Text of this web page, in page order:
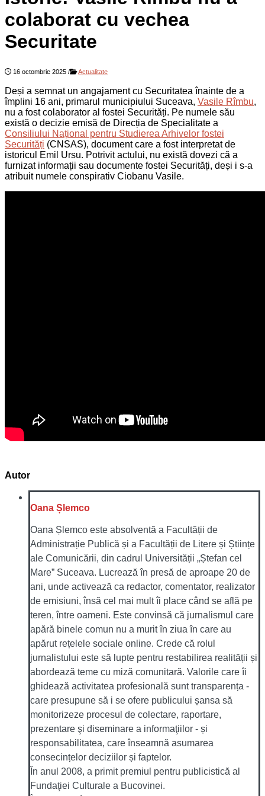
colaborat cu vechea
Securitate
16 octombrie 2025 / Actualitate
Deși a semnat un angajament cu Securitatea înainte de a
împlini 16 ani, primarul municipiului Suceava, Vasile Rîmbu,
nu a fost colaborator al fostei Securități. Pe numele său
există o decizie emisă de Direcția de Specialitate a
Consiliului Național pentru Studierea Arhivelor fostei
Securități (CNSAS), document care a fost interpretat de
istoricul Emil Ursu. Potrivit actului, nu există dovezi că a
furnizat informații sau documente fostei Securități, deși i s-a
atribuit numele conspirativ Ciobanu Vasile.
Autor
Oana Șlemco
Oana Șlemco este absolventă a Facultății de
Administrație Publică și a Facultății de Litere și Științe
ale Comunicării, din cadrul Universității „Ștefan cel
Mare” Suceava. Lucrează în presă de aproape 20 de
ani, unde activează ca redactor, comentator, realizator
de emisiuni, însă cel mai mult îi place când se află pe
teren, între oameni. Este convinsă că jurnalismul care
apără binele comun nu a murit în ziua în care au
apărut rețelele sociale online. Crede că rolul
jurnalistului este să lupte pentru restabilirea realității și
abordează teme cu miză comunitară. Valorile care îi
ghidează activitatea profesională sunt transparența -
care presupune să i se ofere publicului șansa să
monitorizeze procesul de colectare, raportare,
prezentare şi diseminare a informaţiilor - și
responsabilitatea, care înseamnă asumarea
consecințelor deciziilor și faptelor.
În anul 2008, a primit premiul pentru publicistică al
Fundaţiei Culturale a Bucovinei.